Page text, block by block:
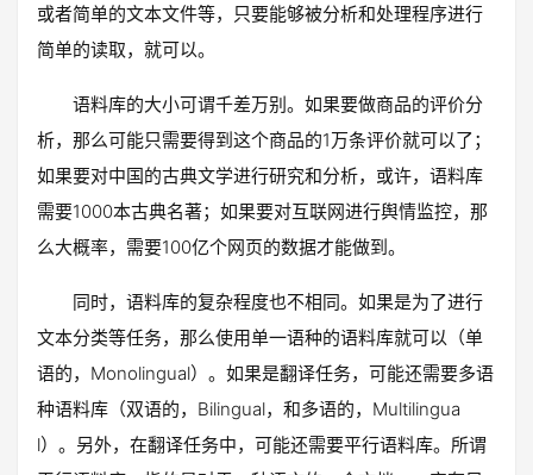
或者简单的文本文件等，只要能够被分析和处理程序进行
简单的读取，就可以。
语料库的大小可谓千差万别。如果要做商品的评价分
析，那么可能只需要得到这个商品的1万条评价就可以了；
如果要对中国的古典文学进行研究和分析，或许，语料库
需要1000本古典名著；如果要对互联网进行舆情监控，那
么大概率，需要100亿个网页的数据才能做到。
同时，语料库的复杂程度也不相同。如果是为了进行
文本分类等任务，那么使用单一语种的语料库就可以（单
语的，Monolingual）。如果是翻译任务，可能还需要多语
种语料库（双语的，Bilingual，和多语的，Multilingua
l）。另外，在翻译任务中，可能还需要平行语料库。所谓